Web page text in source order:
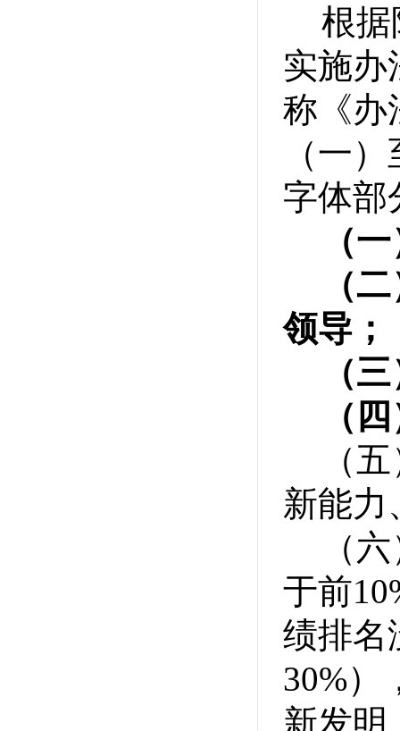
根据
实施办
称《办
（一
字体部
（
（
领导；
（
（
（
新能力
（
于前
绩排名
30%）
新发明